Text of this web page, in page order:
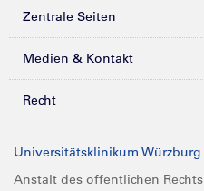
Zentrale Seiten
Kliniken & Zentren
Forschung
Medien & Kontakt
Presse
Recht
Compliance
Universitätsklinikum Würzburg
Anstalt des öffentlichen Rechts